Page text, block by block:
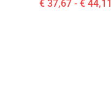
€ 37,67 - € 44,11